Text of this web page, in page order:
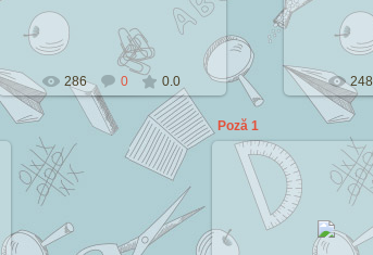
286 0 0.0 248
Poză 1
2014-07-13
Cezar